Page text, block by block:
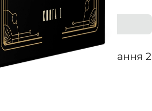
з 5 на основі опитування 2